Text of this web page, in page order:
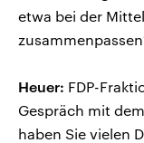
etwa bei der
Heuer: FDP-
Gespräch mit
haben Sie vielen